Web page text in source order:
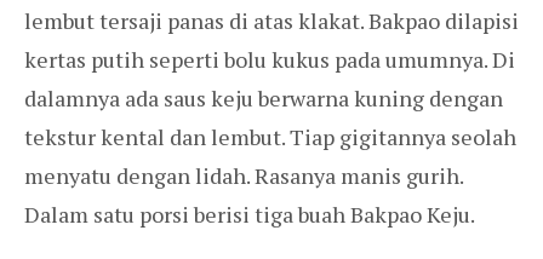
lembut tersaji panas di atas klakat. Bakpao dilapisi
kertas putih seperti bolu kukus pada umumnya. Di
dalamnya ada saus keju berwarna kuning dengan
tekstur kental dan lembut. Tiap gigitannya seolah
menyatu dengan lidah. Rasanya manis gurih.
Dalam satu porsi berisi tiga buah Bakpao Keju.